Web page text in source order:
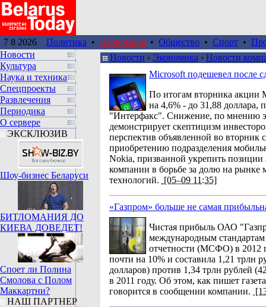
7 8 2026 Политика • Экономика • Общество • Спорт •
Новости
Культура
Наука и техника
Спецпроекты
Развлечения
Периодика
О сервере
ЭКСКЛЮЗИВ
Шоу-бизнес Беларуси
БИТЛОМАНИЯ ДО
КИЕВА ДОВЕДЕТ!
Споет ли Полина
Смолова с Полом
Маккартни?
НАШ ПАРТНЕР
Новости › Экономика › Новости
Microsoft подешевел после
По итогам вторника акции
на 4,6% - до 31,88 доллара,
"Интерфакс". Снижение, по мнению
демонстрирует скептицизм
перспектив объявленной во вторник
приобретению подразделения
Nokia, призванной укрепить позиции
компании в борьбе за долю на рынке
технологий. [05–09 11:35]
«Газпром» больше не самая
Чистая прибыль ОАО
международным
отчетности (МСФО) в 2012
почти на 10% и составила 1,21 трлн
долларов) против 1,34 трлн рублей
в 2011 году. Об этом, как пишет
говорится в сообщении компании.